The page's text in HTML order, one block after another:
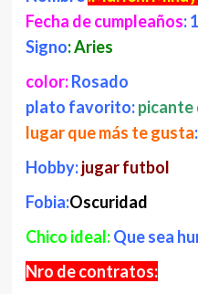
Fecha de cumpleaños:
Signo: Aries
color:Rosado
plato favorito:picante
lugar que más te gusta
Hobby:jugar futbol
Fobia:Oscuridad
Chico ideal:Que sea
Nro de contratos: